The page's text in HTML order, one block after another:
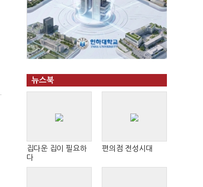
뉴스북
집다운 집이 필요하
다
편의점 전성시대